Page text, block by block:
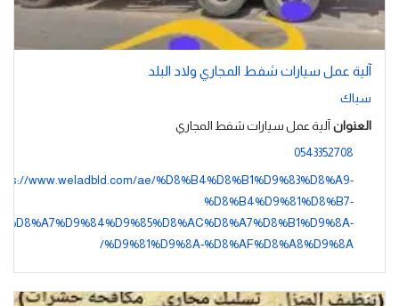
آلية عمل سيارات شفط المجاري ولاد البلد
سباك
العنوان آلية عمل سيارات شفط المجاري
0543352708
www.weladbld.com/ae/%D8%B4%D8%B1%D9%83%D8%A9-
%D8%B4%D9%81%D8%B7-
%D8%A7%D9%84%D9%85%D8%AC%D8%A7%D8%B1%D9%8A-
%D9%81%D9%8A-%D8%AF%D8%A8%D9%8A/